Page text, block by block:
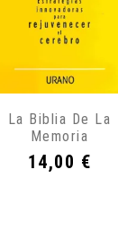
La Biblia De La
Memoria
Precio
14,00 €